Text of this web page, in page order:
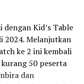
Kid’s Table
2024. Melanjutkan
ke 2 ini kembali
50 peserta
dan